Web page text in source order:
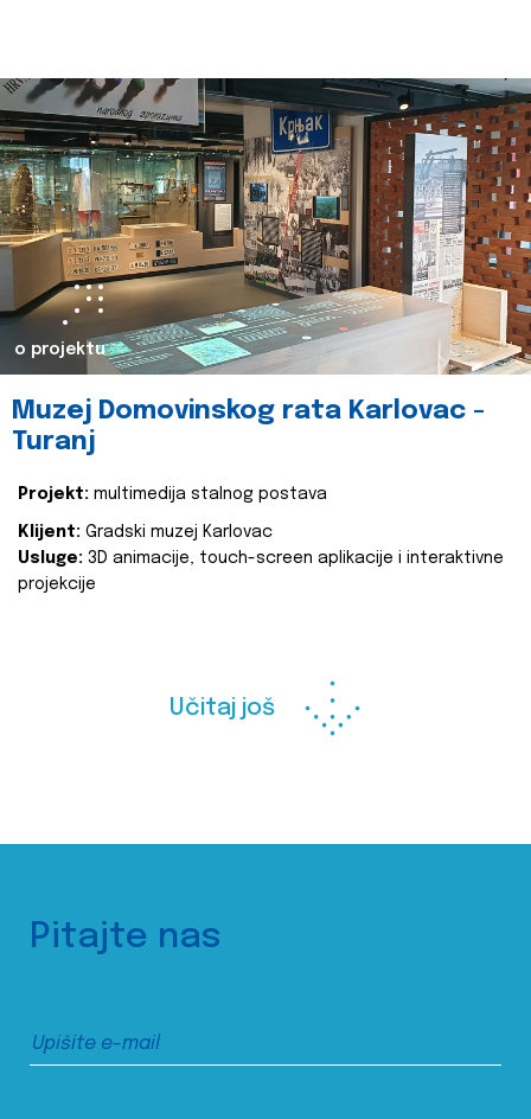
o projektu
Muzej Domovinskog rata Karlovac -
Turanj
Projekt: multimedija stalnog postava
Klijent: Gradski muzej Karlovac
Usluge: 3D animacije, touch-screen aplikacije i interaktivne
projekcije
Učitaj još
Pitajte nas